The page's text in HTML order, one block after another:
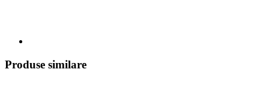
Produse similare